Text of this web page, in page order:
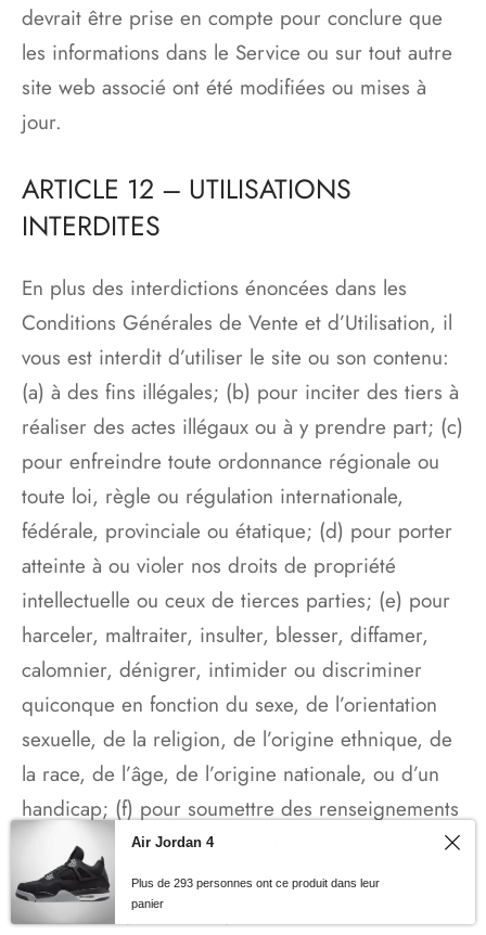
devrait être prise en compte pour conclure que
les informations dans le Service ou sur tout autre
site web associé ont été modifiées ou mises à
jour.
ARTICLE 12 – UTILISATIONS
INTERDITES
En plus des interdictions énoncées dans les
Conditions Générales de Vente et d’Utilisation, il
vous est interdit d’utiliser le site ou son contenu:
(a) à des fins illégales; (b) pour inciter des tiers à
réaliser des actes illégaux ou à y prendre part; (c)
pour enfreindre toute ordonnance régionale ou
toute loi, règle ou régulation internationale,
fédérale, provinciale ou étatique; (d) pour porter
atteinte à ou violer nos droits de propriété
intellectuelle ou ceux de tierces parties; (e) pour
harceler, maltraiter, insulter, blesser, diffamer,
calomnier, dénigrer, intimider ou discriminer
quiconque en fonction du sexe, de l’orientation
sexuelle, de la religion, de l’origine ethnique, de
la race, de l’âge, de l’origine nationale, ou d’un
handicap; (f) pour soumettre des renseignements
faux ou trompeurs; (g) pour téléverser ou
transmettre des virus ou tout autre type de code
malveillant qui sera ou pourrait être utilisé de
Air Jordan 4
Plus de 293 personnes ont ce produit dans leur
panier